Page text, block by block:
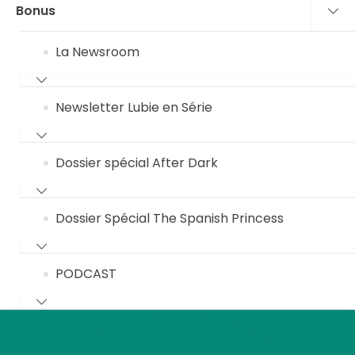
Bonus
La Newsroom
Newsletter Lubie en Série
Dossier spécial After Dark
Dossier Spécial The Spanish Princess
PODCAST